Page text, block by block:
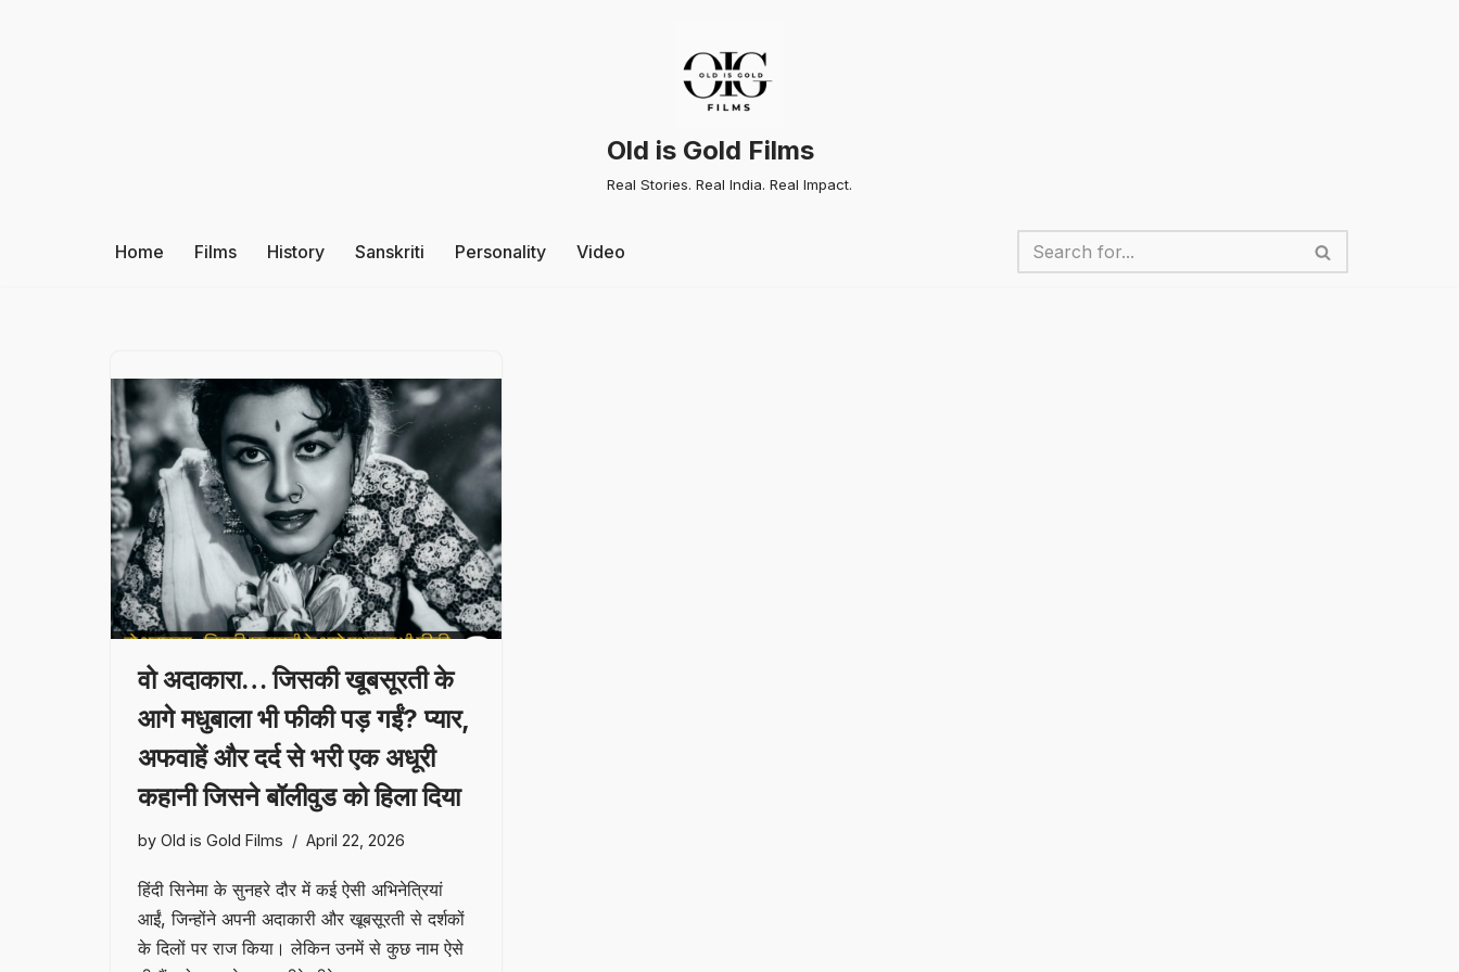
Old is Gold Films
Real Stories. Real India. Real Impact.
Home Films History Sanskriti Personality Video
वो अदाकारा… जिसकी खूबसूरती के
आगे मधुबाला भी फीकी पड़ गईं? प्यार,
अफवाहें और दर्द से भरी एक अधूरी
कहानी जिसने बॉलीवुड को हिला दिया
by Old is Gold Films April 22, 2026
हिंदी सिनेमा के सुनहरे दौर में कई ऐसी अभिनेत्रियां
आईं, जिन्होंने अपनी अदाकारी और खूबसूरती से दर्शकों
के दिलों पर राज किया। लेकिन उनमें से कुछ नाम ऐसे